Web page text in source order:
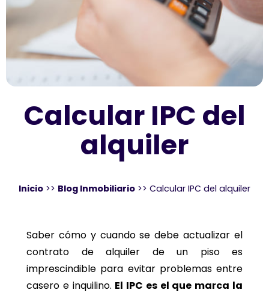
Calcular IPC del
alquiler
Inicio >> Blog Inmobiliario >> Calcular IPC del alquiler
Saber cómo y cuando se debe actualizar el
contrato de alquiler de un piso es
imprescindible para evitar problemas entre
casero e inquilino. El IPC es el que marca la